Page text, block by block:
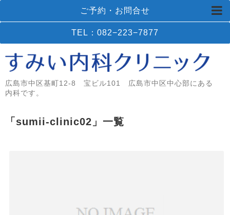
ご予約・お問合せ
TEL：082−223−7877
広島市中区基町12-8 宝ビル101 広島市中区中心部にある
内科です。
「 sumii-clinic02 」 一覧